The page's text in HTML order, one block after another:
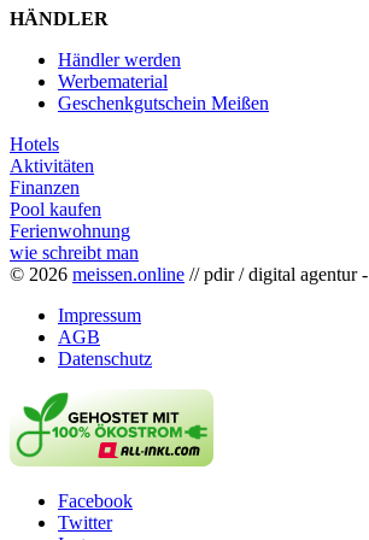
HÄNDLER
Händler werden
Werbematerial
Geschenkgutschein Meißen
Hotels
Aktivitäten
Finanzen
Pool kaufen
Ferienwohnung
wie schreibt man
© 2026 meissen.online // pdir / digital agentur -
Impressum
AGB
Datenschutz
Facebook
Twitter